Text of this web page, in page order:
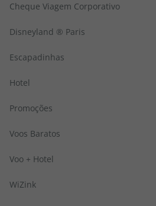
Cheque Viagem Corporativo
Disneyland ® Paris
Escapadinhas
Hotel
Promoções
Voos Baratos
Voo + Hotel
WiZink